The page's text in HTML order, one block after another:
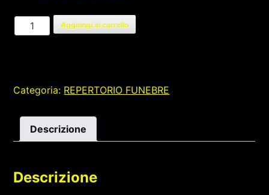
IN
MEMORIA
CARRIERI
Aggiungi al carrello
Categoria: REPERTORIO FUNEBRE
Descrizione
Descrizione